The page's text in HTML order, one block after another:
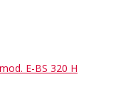
E-BS 320 H